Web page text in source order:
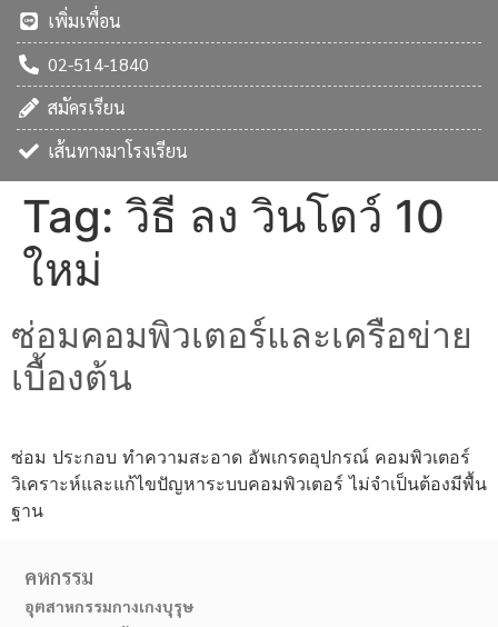
เพิ่มเพื่อน
02-514-1840
สมัครเรียน
เส้นทางมาโรงเรียน
Tag: วิธี ลง วินโดว์ 10
ใหม่
ซ่อมคอมพิวเตอร์และเครือข่าย
เบื้องต้น
ซ่อม ประกอบ ทำความสะอาด อัพเกรดอุปกรณ์ คอมพิวเตอร์
วิเคราะห์และแก้ไขปัญหาระบบคอมพิวเตอร์ ไม่จำเป็นต้องมีพื้น
ฐาน
คหกรรม
อุตสาหกรรมกางเกงบุรุษ